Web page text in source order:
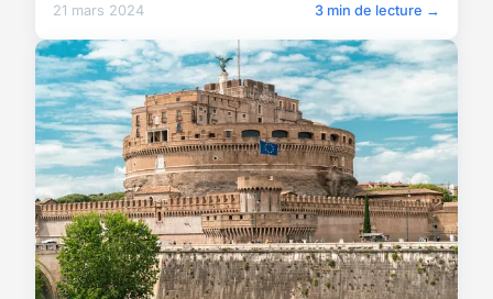
21 mars 2024 3 min de lecture →